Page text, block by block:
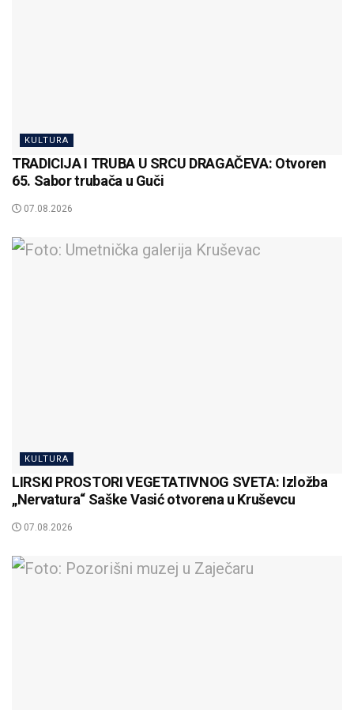
KULTURA
TRADICIJA I TRUBA U SRCU DRAGAČEVA: Otvoren
65. Sabor trubača u Guči
07.08.2026
KULTURA
LIRSKI PROSTORI VEGETATIVNOG SVETA: Izložba
„Nervatura“ Saške Vasić otvorena u Kruševcu
07.08.2026